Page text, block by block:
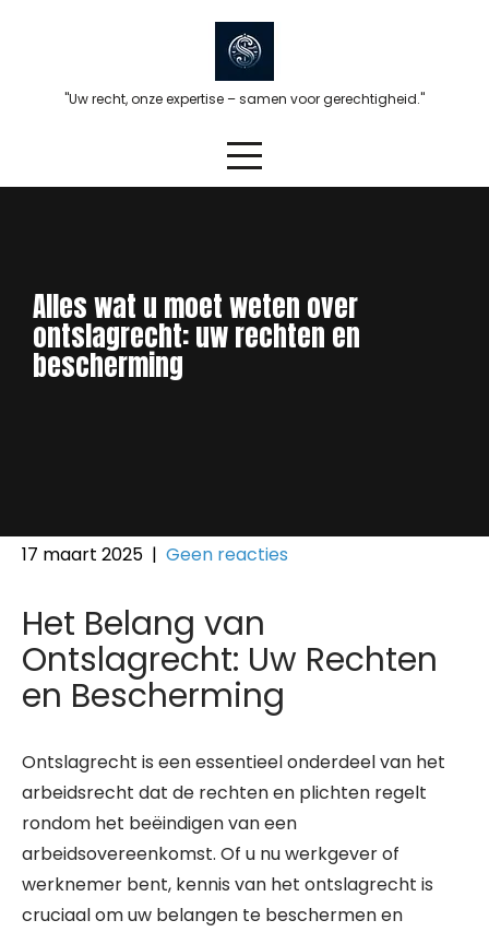
"Uw recht, onze expertise – samen voor gerechtigheid."
Alles wat u moet weten over
ontslagrecht: uw rechten en
bescherming
17 maart 2025 | Geen reacties
Het Belang van
Ontslagrecht: Uw Rechten
en Bescherming
Ontslagrecht is een essentieel onderdeel van het
arbeidsrecht dat de rechten en plichten regelt
rondom het beëindigen van een
arbeidsovereenkomst. Of u nu werkgever of
werknemer bent, kennis van het ontslagrecht is
cruciaal om uw belangen te beschermen en